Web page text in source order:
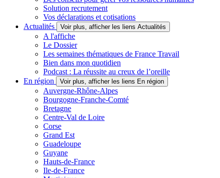
Solution recrutement
Vos déclarations et cotisations
Actualités
Voir plus, afficher les liens Actualités
A l'affiche
Le Dossier
Les semaines thématiques de France Travail
Bien dans mon quotidien
Podcast : La réussite au creux de l’oreille
En région
Voir plus, afficher les liens En région
Auvergne-Rhône-Alpes
Bourgogne-Franche-Comté
Bretagne
Centre-Val de Loire
Corse
Grand Est
Guadeloupe
Guyane
Hauts-de-France
Ile-de-France